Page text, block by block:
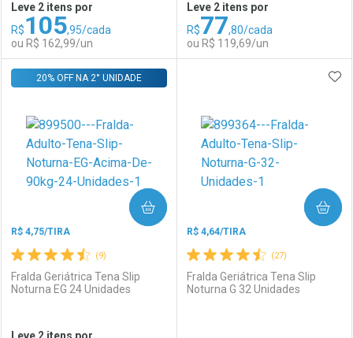
Comprar sem Desconto
Por R$ 44,99/cada
Comprar sem Desconto
Por R$ 44,99/cada
Comprar sem Desconto
Por R$ 146,90/cada
Comprar sem Desconto
Por R$ 146,90/cada
Leve 2 itens por
R$105,95/cada
ou R$ 162,99/un
Laboratório
Por Menos
Leve 2 itens por
R$77,80/cada
ou R$ 119,69/un
Laboratório
Por Menos
(9)
R$ 4,75/TIRA
Fralda Geriátrica Tena Slip
Noturna EG 24 Unidades
20% OFF NA 2° UNIDADE
COMPRAR
(27)
R$ 4,64/TIRA
Fralda Geriátrica Tena Slip
Noturna G 32 Unidades
COMPRAR